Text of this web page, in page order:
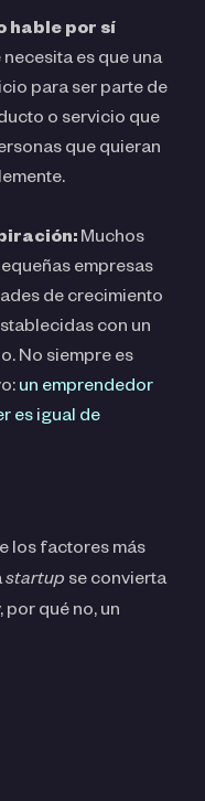
hable por sí
es que una
para ser parte de
o servicio que
que quieran
Muchos
empresas
de crecimiento
con un
No siempre es
un emprendedor
es igual de
los factores más
startup se convierta
por qué no, un